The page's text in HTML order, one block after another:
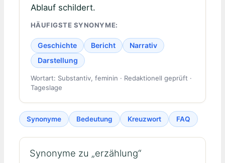
Ablauf schildert.
HÄUFIGSTE SYNONYME:
Geschichte Bericht
Narrativ
Darstellung
Wortart: Substantiv, feminin · Redaktionell geprüft ·
Tageslage
Synonyme Bedeutung Kreuzwort FAQ
Synonyme zu „erzählung“